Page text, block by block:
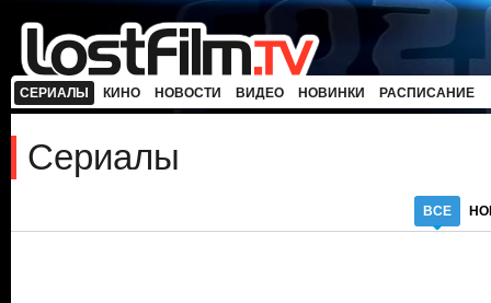
СЕРИАЛЫ КИНО НОВОСТИ ВИДЕО НОВИНКИ РАСПИСАНИЕ
Сериалы
ВСЕ